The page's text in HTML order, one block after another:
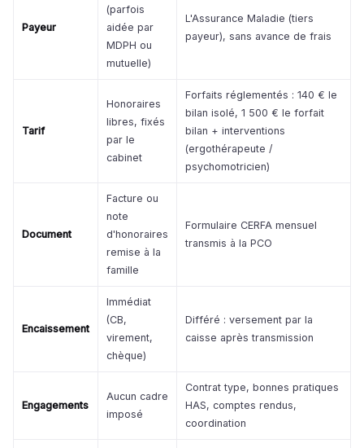
Payeur
(parfois
aidée par
MDPH ou
mutuelle)
L'Assurance Maladie (tiers
payeur), sans avance de frais
Tarif
Honoraires
libres, fixés
par le
cabinet
Forfaits réglementés : 140 € le
bilan isolé, 1 500 € le forfait
bilan + interventions
(ergothérapeute /
psychomotricien)
Document
Facture ou
note
d'honoraires
remise à la
famille
Formulaire CERFA mensuel
transmis à la PCO
Encaissement
Immédiat
(CB,
virement,
chèque)
Différé : versement par la
caisse après transmission
Engagements
Aucun cadre
imposé
Contrat type, bonnes pratiques
HAS, comptes rendus,
coordination